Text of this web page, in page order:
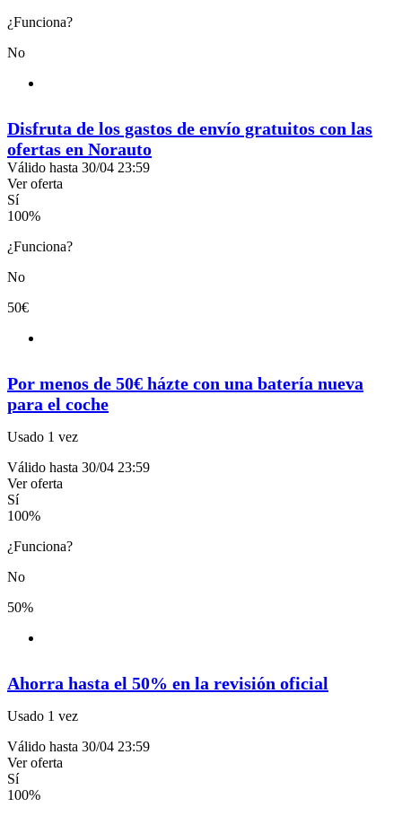
¿Funciona?
No
Disfruta de los gastos de envío gratuitos con las
ofertas en Norauto
Válido hasta 30/04 23:59
Ver oferta
Sí
100%
¿Funciona?
No
50€
Por menos de 50€ házte con una batería nueva
para el coche
Usado 1 vez
Válido hasta 30/04 23:59
Ver oferta
Sí
100%
¿Funciona?
No
50%
Ahorra hasta el 50% en la revisión oficial
Usado 1 vez
Válido hasta 30/04 23:59
Ver oferta
Sí
100%